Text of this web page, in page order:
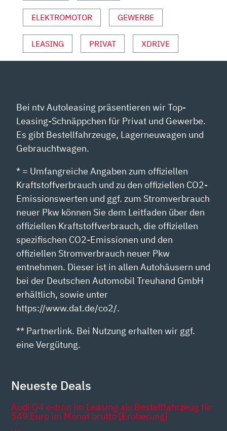
SPORT“
VON
YOUTUBE
ANZEIGEN
ELEKTROMOTOR GEWERBE
LEASING PRIVAT XDRIVE
Bei ntv Autoleasing präsentieren wir Top-
Leasing-Schnäppchen für Privat und Gewerbe.
Es gibt Bestellfahrzeuge, Lagerneuwagen und
Gebrauchtwagen.
* = Umfangreiche Angaben zum offiziellen
Kraftstoffverbrauch und zu den offiziellen CO2-
Emissionswerten und ggf. zum Stromverbrauch
neuer Pkw können Sie dem Leitfaden über den
offiziellen Kraftstoffverbrauch, die offiziellen
spezifischen CO2-Emissionen und den
offiziellen Stromverbrauch neuer Pkw
entnehmen. Dieser ist in allen Autohäusern und
bei der Deutschen Automobil Treuhand GmbH
erhältlich, sowie unter
https://www.dat.de/co2/.
** Partnerlink. Bei Nutzung erhalten wir ggf.
eine Vergütung.
Neueste Deals
Audi Q4 e-tron im Leasing als Bestellfahrzeug für
549 Euro im Monat brutto [Eroberung]